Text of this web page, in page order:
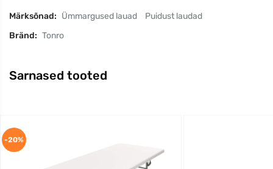
Märksõnad: Ümmargused lauad
Puidust laudad
Bränd: Tonro
Sarnased tooted
-20%